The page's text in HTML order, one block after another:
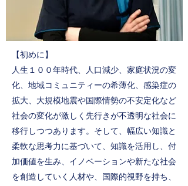
【初めに】
人生１００年時代、⼈⼝減少、家庭状況の変
化、地域コミュニティーの希薄化、感染症の
拡⼤、⼤規模地震や国際情勢の不安定化など
社会の変化が激しく先⾏きが不透明な社会に
移⾏しつつあります。そして、幅広い知識と
柔軟な思考⼒に基づいて、知識を活⽤し、付
加価値を⽣み、イノベーションや新たな社会
を創造していく⼈材や、国際的視野を持ち、